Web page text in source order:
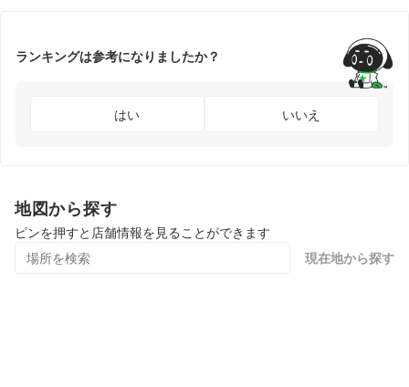
ランキングは参考になりましたか？
はい いいえ
地図から探す
ピンを押すと店舗情報を見ることができます
現在地から探す